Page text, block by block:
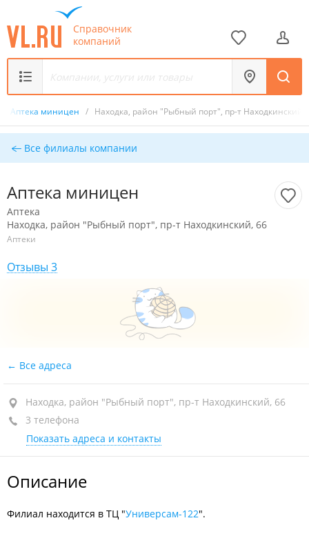
Справочник
компаний
Аптека миницен / Находка, район "Рыбный порт", пр-т Находкинский,
Все филиалы компании
Аптека миницен
Аптека
Находка, район "Рыбный порт", пр-т Находкинский, 66
Аптеки
Отзывы 3
Все адреса
Находка, район "Рыбный порт", пр-т Находкинский, 66
3 телефона
Показать адреса и контакты
Описание
Филиал находится в ТЦ "Универсам-122".